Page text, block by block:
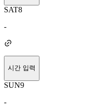
SAT8
-
시간 입력
SUN9
-